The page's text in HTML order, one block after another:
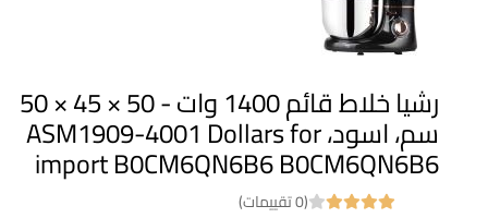
رشيا خلاط قائم 1400 وات - 50 × 45 × 50
سم، اسود، ASM1909-4001 Dollars for
import B0CM6QN6B6 B0CM6QN6B6
(0 تقييمات)